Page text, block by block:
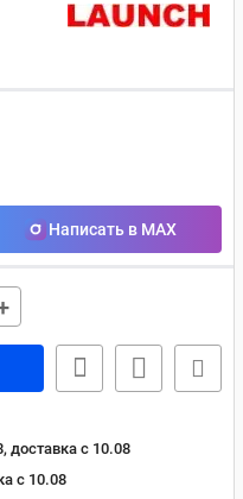
Написать в MAX
доставка c 10.08
c 10.08